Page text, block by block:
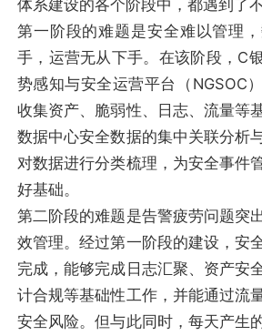
体系建设的各个阶段中，都遇到了
第一阶段的难题是安全难以管理
手，运营无从下手。在该阶段，C
势感知与安全运营平台（NGSOC
收集资产、脆弱性、日志、流量等
数据中心安全数据的集中关联分析
对数据进行分类梳理，为安全事件
好基础。
第二阶段的难题是告警疲劳问题突
效管理。经过第一阶段的建设，安
完成，能够完成日志汇聚、资产安
计合规等基础性工作，并能通过流
安全风险。但与此同时，每天产生